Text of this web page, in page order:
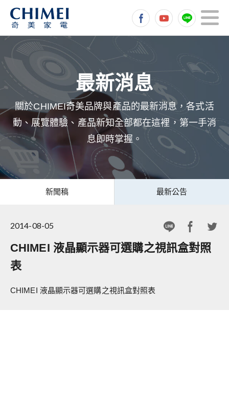
關於CHIMEI奇美品牌與產品的最新消息，各式活
動、展覽體驗、產品新知全部都在這裡，第一手消
息即時掌握。
新聞稿 最新公告
2014-08-05
CHIMEI 液晶顯示器可選購之視訊盒對照
表
CHIMEI 液晶顯示器可選購之視訊盒對照表